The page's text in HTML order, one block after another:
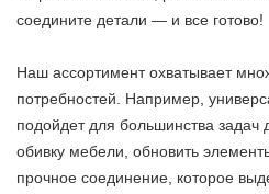
соедините детали — и все готово!
Наш ассортимент охватывает
потребностей. Например,
подойдет для большинства задач
обивку мебели, обновить
прочное соединение, которое